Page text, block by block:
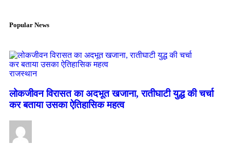
Popular News
राजस्थान
लोकजीवन विरासत का अदभूत खजाना, रातीघाटी युद्ध की चर्चा
कर बताया उसका ऐतिहासिक महत्व